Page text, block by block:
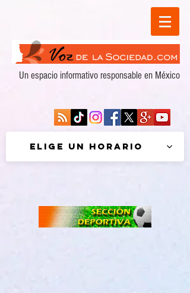
Un espacio informativo responsable en México
Elige un horario